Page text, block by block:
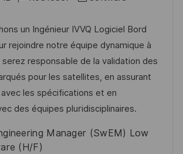
d
e
e
m
p
l
o
t
e
g
o
r
í
un Ingénieur IVVQ Logiciel Bord
rejoindre notre équipe dynamique à
serez responsable de la validation des
pour les satellites, en assurant
les spécifications et en
des équipes pluridisciplinaires.
Manager (SwEM) Low
(H/F)